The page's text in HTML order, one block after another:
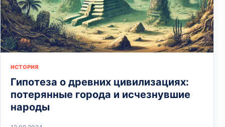
ИСТОРИЯ
Гипотеза о древних цивилизациях:
потерянные города и исчезнувшие
народы